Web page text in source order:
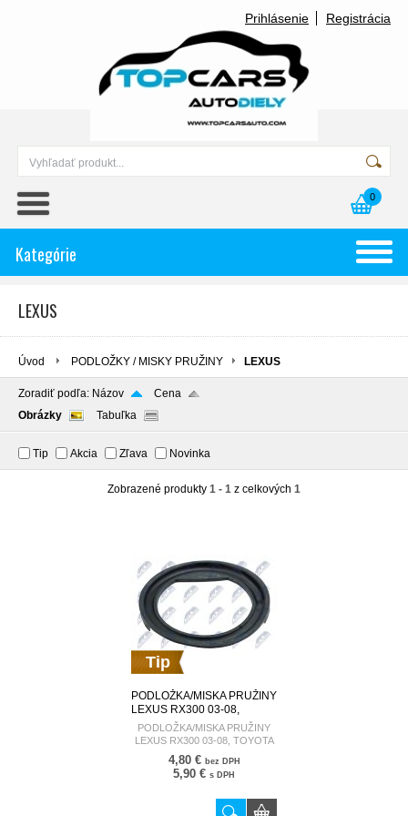
Prihlásenie Registrácia
0
Kategórie
LEXUS
Úvod PODLOŽKY / MISKY PRUŽINY LEXUS
Zoradiť podľa: Názov
Cena
Obrázky
Tabuľka
Tip Akcia Zľava Novinka
Zobrazené produkty 1 - 1 z celkových 1
Tip
PODLOŽKA/MISKA PRUŽINY
LEXUS RX300 03-08,
TOYOTA PREVIA 00-06
/DOLNÉ/PREDNÉ/ 48158-
PODLOŽKA/MISKA PRUŽINY
LEXUS RX300 03-08, TOYOTA
PREVIA 00-06
/DOLNÉ/PREDNÉ/ 48158-48020
AD-TY-075
4,80 € bez DPH
5,90 € s DPH